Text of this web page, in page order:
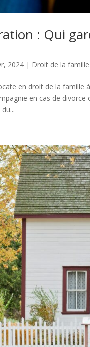
: Qui
2024 | Droit de la famille
en droit de la famille
en cas de